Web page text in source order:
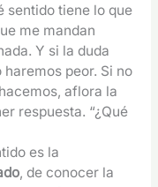
sentido tiene lo que
me mandan
Y si la duda
peor. Si no
aflora la
respuesta. “¿Qué
es la
, de conocer la